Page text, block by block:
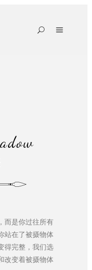
而是你过往所有
站在了被摄物体
得完整，我们选
改变着被摄物体